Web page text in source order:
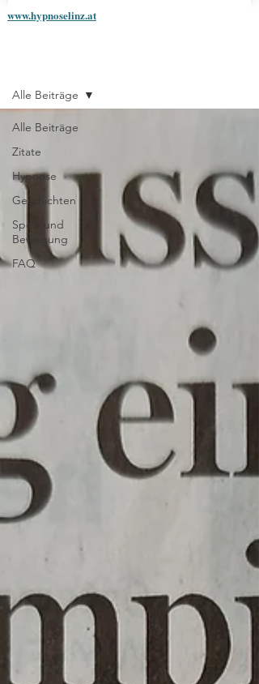
www.hypnoselinz.at
Alle Beiträge
Zitate
Hypnose
Geschichten
Sport und
Bewegung
FAQ
Alle Beiträge